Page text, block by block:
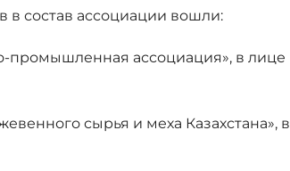
состав ассоциации вошли:
промышленная ассоциация», в лице
сырья и меха Казахстана», в